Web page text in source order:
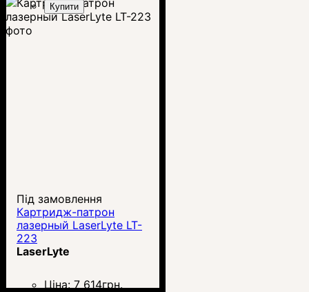
Купити
Під замовлення
Картридж-патрон
лазерный LaserLyte LT-
223
LaserLyte
Ціна: 7 614грн.